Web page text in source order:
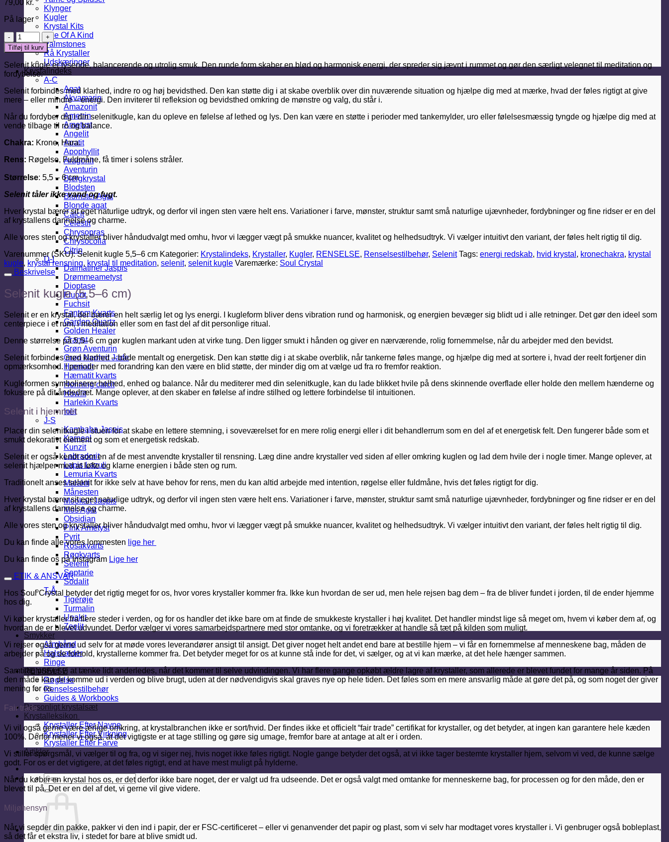
Klynger
Kugler
Krystal Kits
One Of A Kind
Palmstones
Rå Krystaller
Udskæringer
Krystalindeks
A-C
Agat
Akvamarin
Amazonit
Ametrin
Ametyst
Angelit
Apatit
Apophyllit
Aragonit
Aventurin
Bjergkrystal
Blodsten
Blomster Agat
Blonde agat
Calcit
Celestit
Chrysopras
Chrysocolla
Citrin
D-I
Dalmatiner Jaspis
Drømmeametyst
Dioptase
Fluorit
Fuchsit
Fantom Kvarts
Garden Quartz
Golden Healer
Granat
Grøn Aventurin
Grøn Nephrit Jade
Hæmatit
Hæmatit kvarts
Honning calcit
Howlit
Harlekin Kvarts
Iolit
J-S
Kambaba Jaspis
Karneol
Kunzit
Labradorit
Lapis Lazuli
Lemuria Kvarts
Malakit
Månesten
Mookait Jaspis
Mos Agat
Obsidian
Pink Ametyst
Pyrit
Rosakvarts
Røgkvarts
Selenit
Septarie
Sodalit
T-Å
Tigerøje
Turmalin
Unakit
Zeolit
Smykker
Armbånd
Halskæder
Ringe
RENSELSE
Røgelse
Renselsestilbehør
Guides & Workbooks
Personligt krystalsæt
Krystalleksikon
Krystaller Efter Navne
Krystaller Efter Virkning
Krystaller Efter Farve
Artikler
Søg
efter:
79,00 kr.
På lager
Selenit
kugle
-
5
CM
antal
Tilføj til kurv
Selenit kugle er lysende, balancerende og utrolig smuk. Den runde form skaber en blød og harmonisk energi, der spreder sig jævnt i rummet og gør den særligt velegnet til meditation og
fordybelse.
Selenit forbindes med klarhed, indre ro og høj bevidsthed. Den kan støtte dig i at skabe overblik over din nuværende situation og hjælpe dig med at mærke, hvad der føles rigtigt at give
mere – eller mindre – energi. Den inviterer til refleksion og bevidsthed omkring de mønstre og valg, du står i.
Når du fordyber dig i din selenitkugle, kan du opleve en følelse af lethed og lys. Den kan være en støtte i perioder med tankemylder, uro eller følelsesmæssig tyngde og hjælpe dig med at
vende tilbage til ro og balance.
Chakra: Krone, Hara.
Rens: Røgelse, Fuldmåne, få timer i solens stråler.
Størrelse: 5,5 – 6 cm
Selenit tåler ikke vand og fugt.
Hver krystal bærer sit eget naturlige udtryk, og derfor vil ingen sten være helt ens. Variationer i farve, mønster, struktur samt små naturlige ujævnheder, fordybninger og fine ridser er en del
af krystallens dannelse og charme.
Alle vores sten og krystaller bliver håndudvalgt med omhu, hvor vi lægger vægt på smukke nuancer, kvalitet og helhedsudtryk. Vi vælger intuitivt den variant, der føles helt rigtig til dig.
Varenummer (SKU):Selenit kugle 5,5–6 cm Kategorier: Krystalindeks, Krystaller, Kugler, RENSELSE, Renselsestilbehør, Selenit Tags: energi redskab, hvid krystal , kronechakra, krystal
kugle, krystal rensning, krystal til meditation, selenit, selenit kugle Varemærke: Soul Crystal
Beskrivelse
Selenit kugle (5,5–6 cm)
Selenit er en krystal, der bærer en helt særlig let og lys energi. I kugleform bliver dens vibration rund og harmonisk, og energien bevæger sig blidt ud i alle retninger. Det gør den ideel som
centerpiece i et rum, i meditation eller som en fast del af dit personlige ritual.
Denne størrelse på 5,5–6 cm gør kuglen markant uden at virke tung. Den ligger smukt i hånden og giver en nærværende, rolig fornemmelse, når du arbejder med den bevidst.
Selenit forbindes med klarhed – både mentalt og energetisk. Den kan støtte dig i at skabe overblik, når tankerne føles mange, og hjælpe dig med at sortere i, hvad der reelt fortjener din
opmærksomhed. I perioder med forandring kan den være en blid støtte, der minder dig om at vælge ud fra ro fremfor reaktion.
Kugleformen symboliserer helhed, enhed og balance. Når du mediterer med din selenitkugle, kan du lade blikket hvile på dens skinnende overflade eller holde den mellem hænderne og
fokusere på dit åndedræt. Mange oplever, at den skaber en følelse af indre stilhed og lettere forbindelse til intuitionen.
Selenit i hjemmet
Placer din selenitkugle i stuen for at skabe en lettere stemning, i soveværelset for en mere rolig energi eller i dit behandlerrum som en del af et energetisk felt. Den fungerer både som et
smukt dekorativt element og som et energetisk redskab.
Selenit er også kendt som en af de mest anvendte krystaller til rensning. Læg dine andre krystaller ved siden af eller omkring kuglen og lad dem hvile der i nogle timer. Mange oplever, at
selenit hjælper med at løfte og klarne energien i både sten og rum.
Traditionelt anses selenit for ikke selv at have behov for rens, men du kan altid arbejde med intention, røgelse eller fuldmåne, hvis det føles rigtigt for dig.
Hver krystal bærer sit eget naturlige udtryk, og derfor vil ingen sten være helt ens. Variationer i farve, mønster, struktur samt små naturlige ujævnheder, fordybninger og fine ridser er en del
af krystallens dannelse og charme.
Alle vores sten og krystaller bliver håndudvalgt med omhu, hvor vi lægger vægt på smukke nuancer, kvalitet og helhedsudtryk. Vi vælger intuitivt den variant, der føles helt rigtig til dig.
Du kan finde alle vores lommesten lige her
Du kan finde os på Instagram Lige her
ETIK & ANSVAR
Hos Soul Crystal betyder det rigtig meget for os, hvor vores krystaller kommer fra. Ikke kun hvordan de ser ud, men hele rejsen bag dem – fra de bliver fundet i jorden, til de ender hjemme
hos dig.
Vi køber krystaller fra flere steder i verden, og for os handler det ikke bare om at finde de smukkeste krystaller i høj kvalitet. Det handler mindst lige så meget om, hvem vi køber dem af, og
hvordan de er blevet udvundet. Derfor vælger vi vores samarbejdspartnere med stor omtanke, og vi foretrækker at handle så tæt på kilden som muligt.
Vi rejser også gerne ud selv for at møde vores leverandører ansigt til ansigt. Det giver noget helt andet end bare at bestille hjem – vi får en fornemmelse af menneskene bag, måden de
arbejder på og de forhold, krystallerne kommer fra. Det betyder meget for os at kunne stå inde for det, vi sælger, og at vi kan mærke, at det hele hænger sammen.
Samtidig prøver vi at tænke lidt anderledes, når det kommer til selve udvindingen. Vi har flere gange opkøbt ældre lagre af krystaller, som allerede er blevet fundet for mange år siden. På
den måde kan de komme ud i verden og blive brugt, uden at der nødvendigvis skal graves nye op hele tiden. Det føles som en mere ansvarlig måde at gøre det på, og som noget der giver
mening for os.
Fair trade
Vi vil også gerne være ærlige omkring, at krystalbranchen ikke er sort/hvid. Der findes ikke et officielt “fair trade” certifikat for krystaller, og det betyder, at ingen kan garantere hele kæden
100%. Derfor mener vi også, at det vigtigste er at tage stilling og gøre sig umage, fremfor bare at antage at alt er i orden.
Vi stiller spørgsmål, vi vælger til og fra, og vi siger nej, hvis noget ikke føles rigtigt. Nogle gange betyder det også, at vi ikke tager bestemte krystaller hjem, selvom vi ved, de kunne sælge
godt. For os er det vigtigere, at det føles rigtigt, end at have mest muligt på hylderne.
Når du køber en krystal hos os, er det derfor ikke bare noget, der er valgt ud fra udseende. Det er også valgt med omtanke for menneskerne bag, for processen og for den måde, den er
blevet til på. Det er en del af det, vi gerne vil give videre.
Miljøhensyn
Når vi sender din pakke, pakker vi den ind i papir, der er FSC-certificeret – eller vi genanvender det papir og plast, som vi selv har modtaget vores krystaller i. Vi genbruger også bobleplast,
så det får et ekstra liv, i stedet for bare at blive smidt ud.